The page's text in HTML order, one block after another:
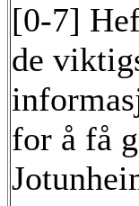
[0-7]
de
for å få